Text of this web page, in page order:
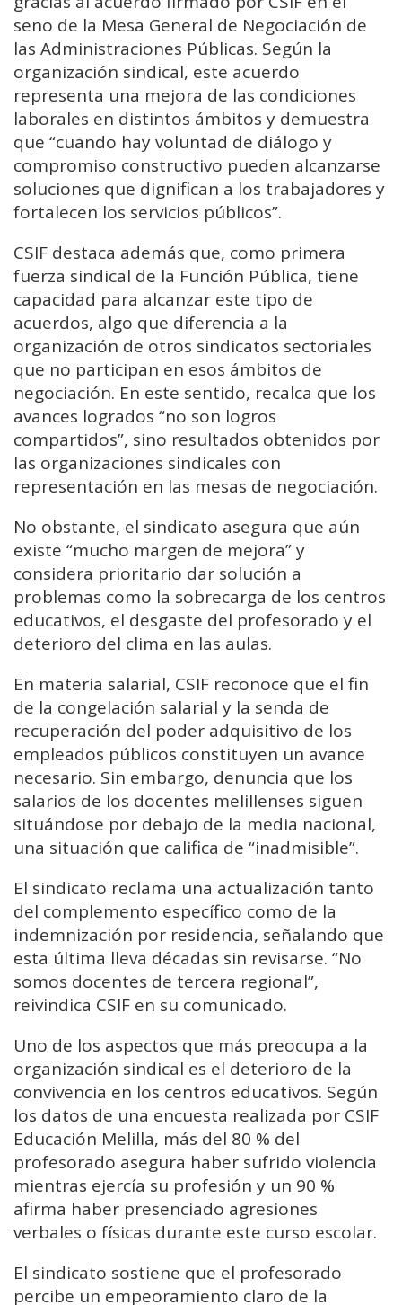
seno de la Mesa General de Negociación de
las Administraciones Públicas. Según la
organización sindical, este acuerdo
representa una mejora de las condiciones
laborales en distintos ámbitos y demuestra
que “cuando hay voluntad de diálogo y
compromiso constructivo pueden alcanzarse
soluciones que dignifican a los trabajadores y
fortalecen los servicios públicos”.
CSIF destaca además que, como primera
fuerza sindical de la Función Pública, tiene
capacidad para alcanzar este tipo de
acuerdos, algo que diferencia a la
organización de otros sindicatos sectoriales
que no participan en esos ámbitos de
negociación. En este sentido, recalca que los
avances logrados “no son logros
compartidos”, sino resultados obtenidos por
las organizaciones sindicales con
representación en las mesas de negociación.
No obstante, el sindicato asegura que aún
existe “mucho margen de mejora” y
considera prioritario dar solución a
problemas como la sobrecarga de los centros
educativos, el desgaste del profesorado y el
deterioro del clima en las aulas.
En materia salarial, CSIF reconoce que el fin
de la congelación salarial y la senda de
recuperación del poder adquisitivo de los
empleados públicos constituyen un avance
necesario. Sin embargo, denuncia que los
salarios de los docentes melillenses siguen
situándose por debajo de la media nacional,
una situación que califica de “inadmisible”.
El sindicato reclama una actualización tanto
del complemento específico como de la
indemnización por residencia, señalando que
esta última lleva décadas sin revisarse. “No
somos docentes de tercera regional”,
reivindica CSIF en su comunicado.
Uno de los aspectos que más preocupa a la
organización sindical es el deterioro de la
convivencia en los centros educativos. Según
los datos de una encuesta realizada por CSIF
Educación Melilla, más del 80 % del
profesorado asegura haber sufrido violencia
mientras ejercía su profesión y un 90 %
afirma haber presenciado agresiones
verbales o físicas durante este curso escolar.
El sindicato sostiene que el profesorado
percibe un empeoramiento claro de la